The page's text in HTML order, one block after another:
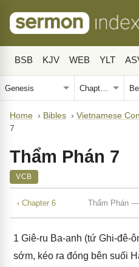
BSB KJV WEB YLT
Home › Bibles › Vietnamese
7
Thẩm Phán 7
VCB
‹ Chapter 6 Thẩm Phán
1 Giê-ru Ba-anh (tứ Ghi-đê-
sớm, kéo ra đóng bên suối